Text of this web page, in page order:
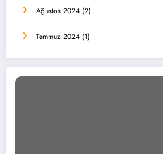
Ağustos 2024 (2)
Temmuz 2024 (1)